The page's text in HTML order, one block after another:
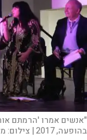
"אנשים אמרו 'הרמתם
בהופעה, 2017 |
צילום: